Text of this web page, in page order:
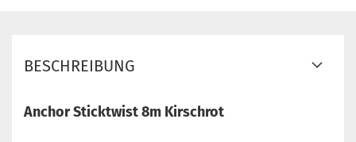
BESCHREIBUNG
Anchor Sticktwist 8m Kirschrot